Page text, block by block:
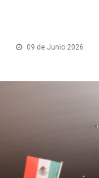
09 de Junio 2026